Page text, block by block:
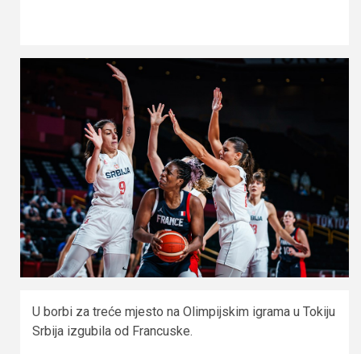
U borbi za treće mjesto na Olimpijskim igrama u Tokiju
Srbija izgubila od Francuske.